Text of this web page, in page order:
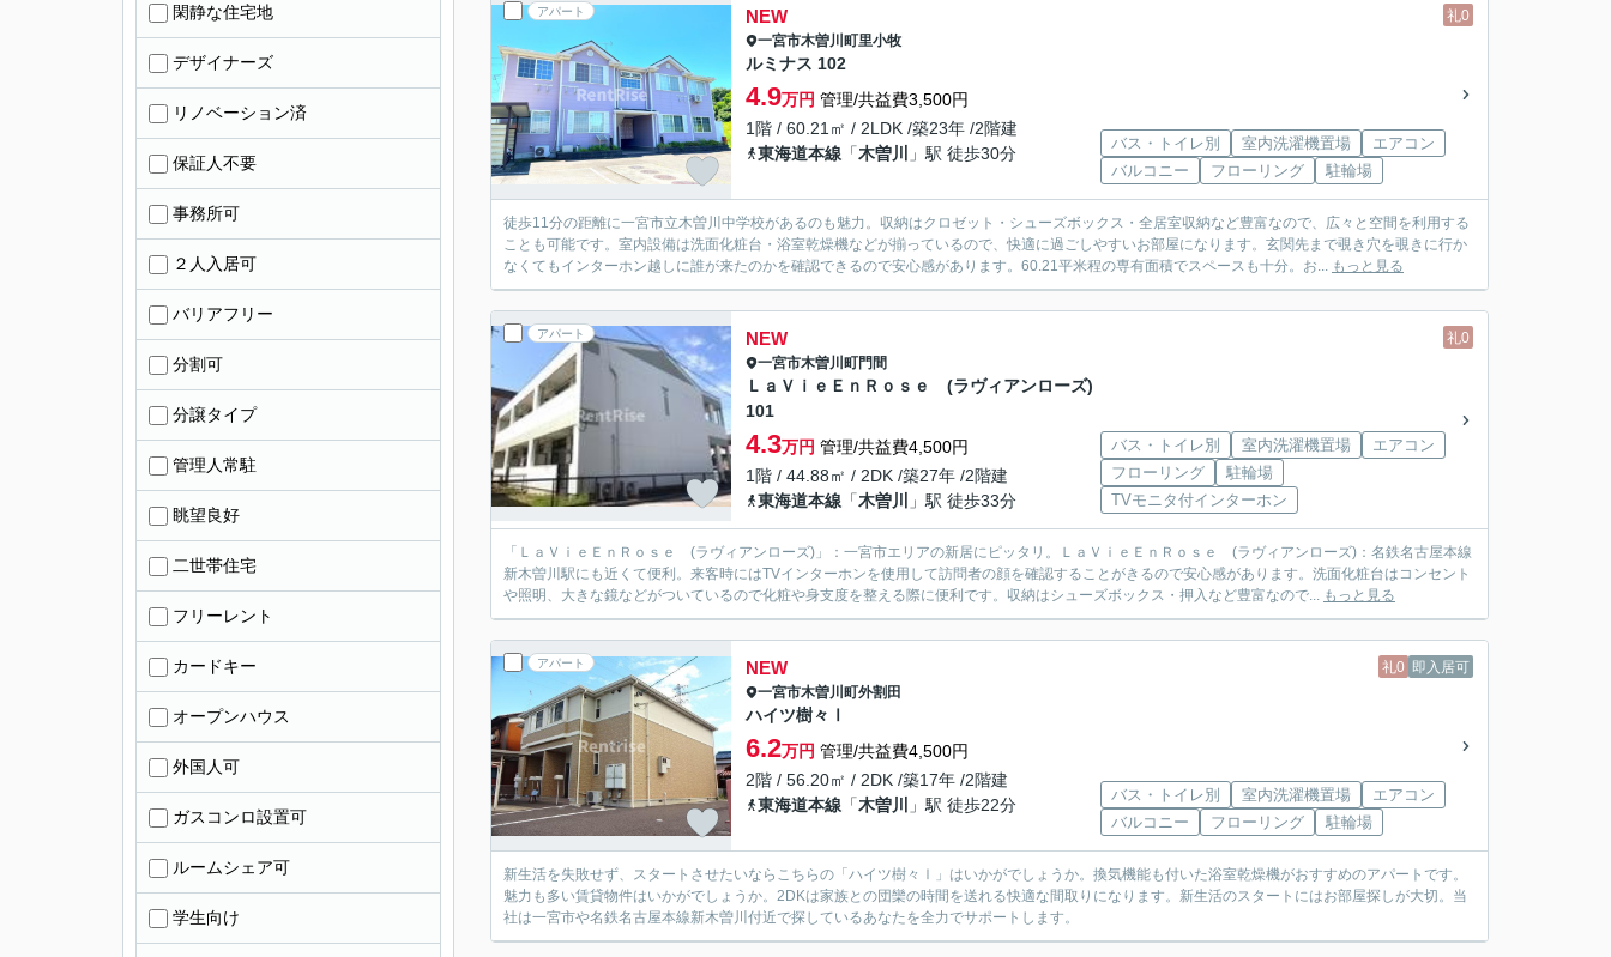
アパート 礼0
NEW
一宮市木曽川町里小牧
ルミナス 102
4.9万円 管理/共益費3,500円
1階 / 60.21㎡ / 2LDK /築23年 /2階建
東海道本線 「木曽川 」駅 徒歩30分
バス・トイレ別 室内洗濯機置場
エアコン
バルコニー
フローリング 駐輪場
徒歩11分の距離に一宮市立木曽川中学校があるのも魅力。収納はクロゼット・シューズボックス・全居室収納など豊富なので、広々と空間を利用する
ことも可能です。室内設備は洗面化粧台・浴室乾燥機などが揃っているので、快適に過ごしやすいお部屋になります。玄関先まで覗き穴を覗きに行か
なくてもインターホン越しに誰が来たのかを確認できるので安心感があります。60.21平米程の専有面積でスペースも十分。お... もっと見る
アパート 礼0
NEW
一宮市木曽川町門間
ＬａＶｉｅＥｎＲｏｓｅ (ラヴィアンローズ)
101
4.3万円 管理/共益費4,500円
1階 / 44.88㎡ / 2DK /築27年 /2階建
東海道本線 「木曽川 」駅 徒歩33分
バス・トイレ別 室内洗濯機置場
エアコン
フローリング
駐輪場
TVモニタ付インターホン
「ＬａＶｉｅＥｎＲｏｓｅ (ラヴィアンローズ)」：一宮市エリアの新居にピッタリ。ＬａＶｉｅＥｎＲｏｓｅ (ラヴィアンローズ)：名鉄名古屋本線
新木曽川駅にも近くて便利。来客時にはTVインターホンを使用して訪問者の顔を確認することがきるので安心感があります。洗面化粧台はコンセント
や照明、大きな鏡などがついているので化粧や身支度を整える際に便利です。収納はシューズボックス・押入など豊富なので... もっと見る
アパート 礼0 即入居可
NEW
一宮市木曽川町外割田
ハイツ樹々Ⅰ
6.2万円 管理/共益費4,500円
2階 / 56.20㎡ / 2DK /築17年 /2階建
東海道本線 「木曽川 」駅 徒歩22分
バス・トイレ別 室内洗濯機置場
エアコン
バルコニー
フローリング 駐輪場
新生活を失敗せず、スタートさせたいならこちらの「ハイツ樹々Ⅰ」はいかがでしょうか。換気機能も付いた浴室乾燥機がおすすめのアパートです。
魅力も多い賃貸物件はいかがでしょうか。2DKは家族との団欒の時間を送れる快適な間取りになります。新生活のスタートにはお部屋探しが大切。当
社は一宮市や名鉄名古屋本線新木曽川付近で探しているあなたを全力でサポートします。
閑静な住宅地
デザイナーズ
リノベーション済
保証人不要
事務所可
２人入居可
バリアフリー
分割可
分譲タイプ
管理人常駐
眺望良好
二世帯住宅
フリーレント
カードキー
オープンハウス
外国人可
ガスコンロ設置可
ルームシェア可
学生向け